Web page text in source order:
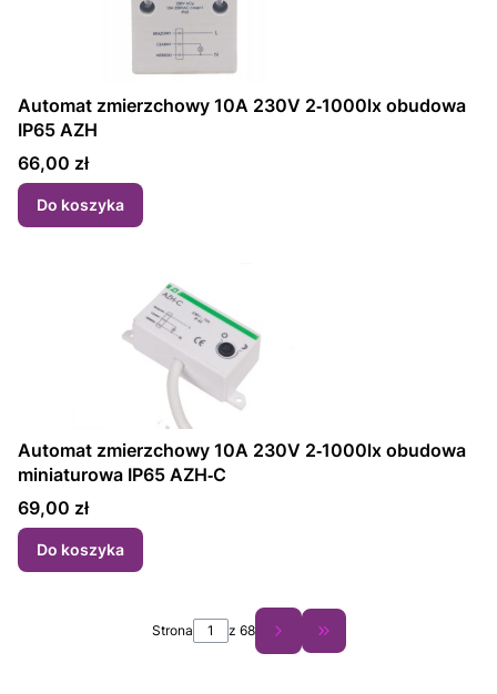
Automat zmierzchowy 10A 230V 2‑1000lx obudowa
IP65 AZH
Cena
66,00 zł
Do koszyka
Automat zmierzchowy 10A 230V 2‑1000lx obudowa
miniaturowa IP65 AZH‑C
Cena
69,00 zł
Do koszyka
Strona z 68 Przejdź do ostatniej